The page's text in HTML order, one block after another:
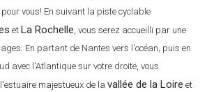
vous! En suivant la piste cyclable
et La Rochelle, vous serez accueilli par une
En partant de Nantes vers l'océan, puis en
avec l'Atlantique sur votre droite, vous
majestueux de la vallée de la Loire et